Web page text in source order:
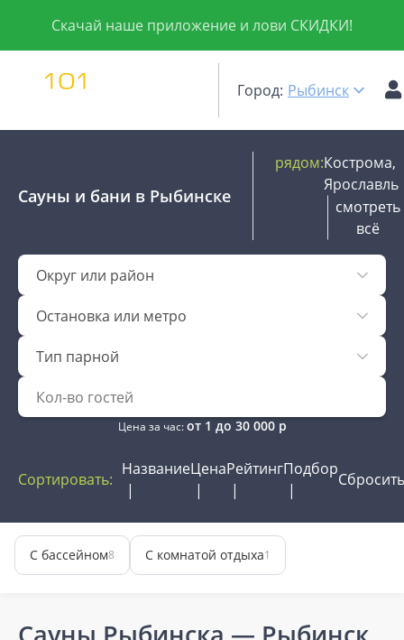
Скачай наше приложение и лови СКИДКИ!
Город: Рыбинск
Сауны и бани в Рыбинске
рядом:Кострома,
Ярославль
смотреть
всё
Округ или район
Остановка или метро
Тип парной
Цена за час:от 1 до 30 000р
Сортировать:
НазваниеЦенаРейтингПодбор
Сбросить
С бассейном8 С комнатой отдыха1